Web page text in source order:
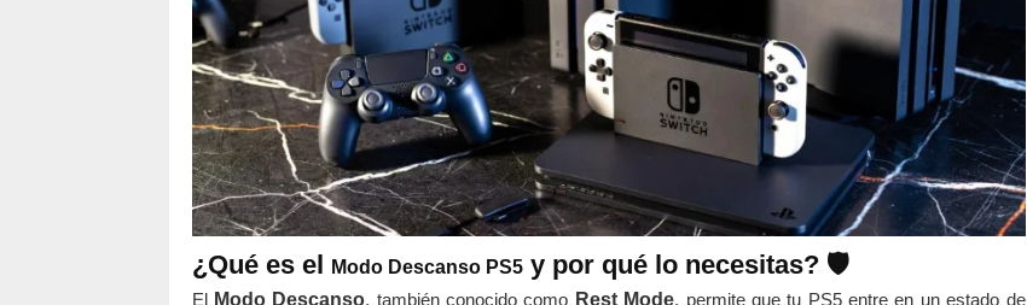
¿Qué es el Modo Descanso PS5y por qué lo necesitas? 🛡️
El Modo Descanso, también conocido como Rest Mode, permite que tu PS5 entre en un estado de